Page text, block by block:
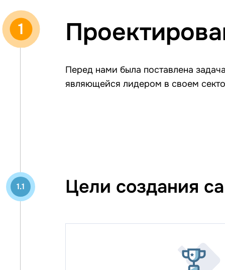
1
Перед нами была поставлена
являющейся лидером в своем
1.1 Цели создания